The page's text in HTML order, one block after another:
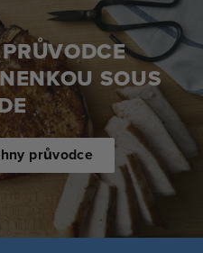
SOUS
průvodce